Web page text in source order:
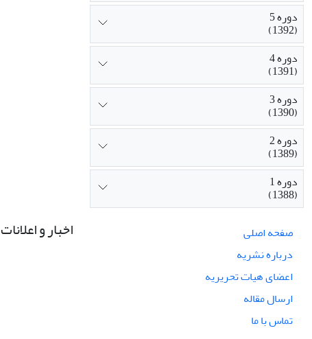
دوره 5
(1392)
دوره 4
(1391)
دوره 3
(1390)
دوره 2
(1389)
دوره 1
(1388)
صفحه اصلی
درباره نشریه
اعضای هیات تحریریه
ارسال مقاله
تماس با ما
اخبار و اعلانات